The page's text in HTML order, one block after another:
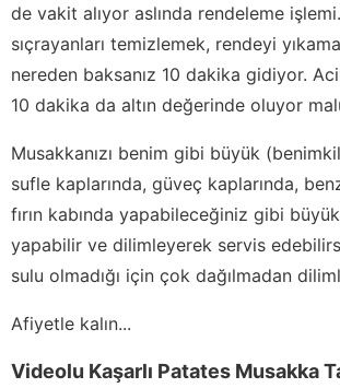
de vakit alıyor aslında rendeleme
sıçrayanları temizlemek, rendeyi
nereden baksanız 10 dakika gidiyor.
10 dakika da altın değerinde oluyor
Musakkanızı benim gibi büyük
sufle kaplarında, güveç kaplarında,
fırın kabında yapabileceğiniz gibi
yapabilir ve dilimleyerek servis
sulu olmadığı için çok dağılmadan
Afiyetle kalın...
Videolu Kaşarlı Patates Musakka